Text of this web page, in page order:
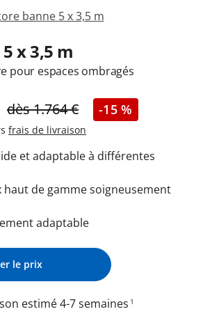
banne 5 x 3,5 m
x 3,5 m
pour espaces ombragés
dès1.764€ -15 %
frais de livraison
et adaptable à différentes
haut de gamme soigneusement
adaptable
le prix
estimé 4-7 semaines 1